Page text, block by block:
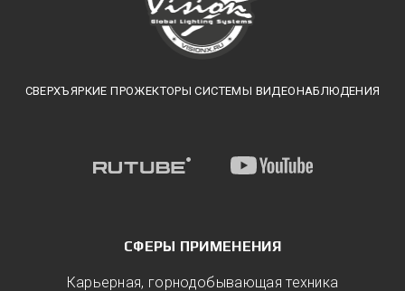
СВЕРХЪЯРКИЕ ПРОЖЕКТОРЫ СИСТЕМЫ ВИДЕОНАБЛЮДЕНИЯ
СФЕРЫ ПРИМЕНЕНИЯ
Карьерная, горнодобывающая техника